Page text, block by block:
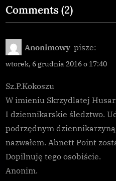
o
:
Comments(2)on
“Bloody
w
?”
Anonimowy pisze:
wtorek, 6 grudnia 2016 o 17:40
Sz.P.Kokoszu
W imieniu Skrzydlatej
I dziennikarskie śledztwo.
podrzędnym
nazwałem. Abnett Point
Dopilnuję tego osobiście.
Anonim.